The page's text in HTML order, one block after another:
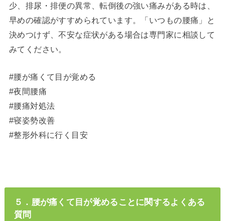
少、排尿・排便の異常、転倒後の強い痛みがある時は、
早めの確認がすすめられています。「いつもの腰痛」と
決めつけず、不安な症状がある場合は専門家に相談して
みてください。
#腰が痛くて目が覚める
#夜間腰痛
#腰痛対処法
#寝姿勢改善
#整形外科に行く目安
５．腰が痛くて目が覚めることに関するよくある
質問